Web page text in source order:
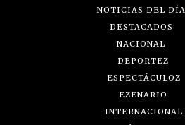
NOTICIAS DEL DÍA
DESTACADOS
NACIONAL
DEPORTEZ
ESPECTÁCULOZ
EZENARIO
INTERNACIONAL